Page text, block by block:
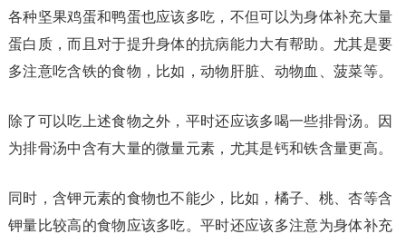
各种坚果鸡蛋和鸭蛋也应该多吃，不但可以为身体补充大量
蛋白质，而且对于提升身体的抗病能力大有帮助。尤其是要
多注意吃含铁的食物，比如，动物肝脏、动物血、菠菜等。
除了可以吃上述食物之外，平时还应该多喝一些排骨汤。因
为排骨汤中含有大量的微量元素，尤其是钙和铁含量更高。
同时，含钾元素的食物也不能少，比如，橘子、桃、杏等含
钾量比较高的食物应该多吃。平时还应该多注意为身体补充